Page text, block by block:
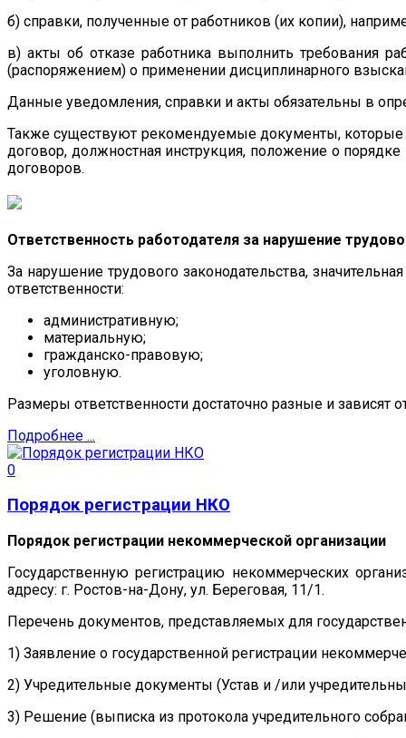
б) справки, полученные от работников (их копии),
в) акты об отказе работника выполнить требования
(распоряжением) о применении дисциплинарного
Данные уведомления, справки и акты обязательны в
Также существуют рекомендуемые документы, которые
договор, должностная инструкция, положение о
договоров.
Ответственность работодателя за нарушение
За нарушение трудового законодательства,
ответственности:
административную;
материальную;
гражданско-правовую;
уголовную.
Размеры ответственности достаточно разные и зависят
Подробнее ...
0
Порядок регистрации НКО
Порядок регистрации некоммерческой организации
Государственную регистрацию некоммерческих
адресу: г. Ростов-на-Дону, ул. Береговая, 11/1.
Перечень документов, представляемых для
1) Заявление о государственной регистрации
2) Учредительные документы (Устав и /или
3) Решение (выписка из протокола учредительного